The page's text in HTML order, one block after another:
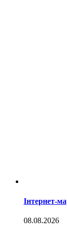
Інтернет-
08.08.2026